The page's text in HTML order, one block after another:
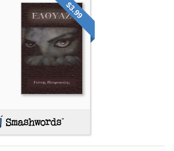
$3.99